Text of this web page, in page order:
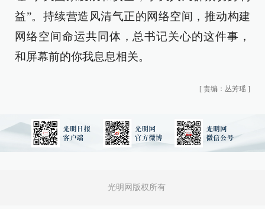
益”。持续营造风清气正的网络空间，推动构建
网络空间命运共同体，总书记关心的这件事，
和屏幕前的你我息息相关。
[ 责编：丛芳瑶 ]
光明网版权所有